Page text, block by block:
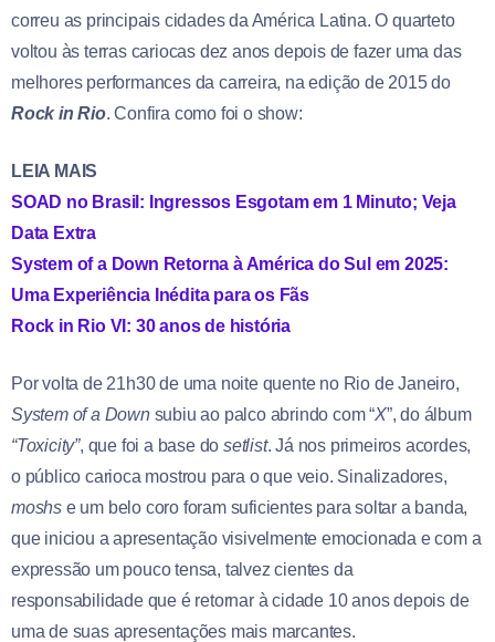
correu as principais cidades da América Latina. O quarteto
voltou às terras cariocas dez anos depois de fazer uma das
melhores performances da carreira, na edição de 2015 do
Rock in Rio. Confira como foi o show:
LEIA MAIS
SOAD no Brasil: Ingressos Esgotam em 1 Minuto; Veja
Data Extra
System of a Down Retorna à América do Sul em 2025:
Uma Experiência Inédita para os Fãs
Rock in Rio VI: 30 anos de história
Por volta de 21h30 de uma noite quente no Rio de Janeiro,
System of a Downsubiu ao palco abrindo com “X”, do álbum
“Toxicity”, que foi a base do setlist. Já nos primeiros acordes,
o público carioca mostrou para o que veio. Sinalizadores,
moshs e um belo coro foram suficientes para soltar a banda,
que iniciou a apresentação visivelmente emocionada e com a
expressão um pouco tensa, talvez cientes da
responsabilidade que é retornar à cidade 10 anos depois de
uma de suas apresentações mais marcantes.